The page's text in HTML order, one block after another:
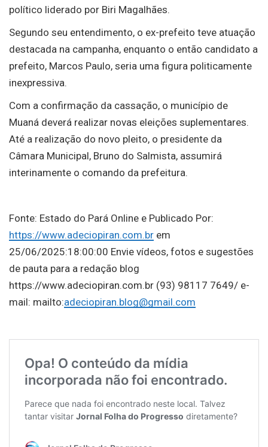
político liderado por Biri Magalhães.
Segundo seu entendimento, o ex-prefeito teve atuação
destacada na campanha, enquanto o então candidato a
prefeito, Marcos Paulo, seria uma figura politicamente
inexpressiva.
Com a confirmação da cassação, o município de
Muaná deverá realizar novas eleições suplementares.
Até a realização do novo pleito, o presidente da
Câmara Municipal, Bruno do Salmista, assumirá
interinamente o comando da prefeitura.
Fonte: Estado do Pará Online e Publicado Por:
https://www.adeciopiran.com.br em
25/06/2025:18:00:00 Envie vídeos, fotos e sugestões
de pauta para a redação blog
https://www.adeciopiran.com.br (93) 98117 7649/ e-
mail: mailto:adeciopiran.blog@gmail.com